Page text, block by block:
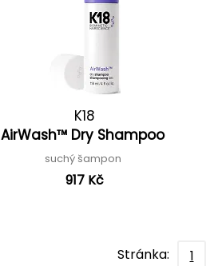
K18
AirWash™ Dry Shampoo
suchý šampon
917 Kč
Stránka: 1